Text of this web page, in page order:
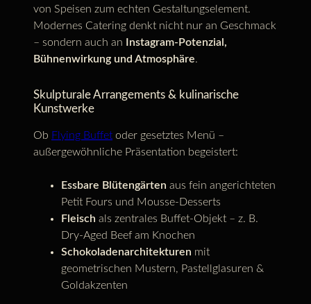
von Speisen zum echten Gestaltungselement.
Modernes Catering denkt nicht nur an Geschmack
– sondern auch an
Instagram-Potenzial,
Bühnenwirkung und Atmosphäre.
Skulpturale Arrangements & kulinarische
Kunstwerke
Ob Flying Buffet oder gesetztes Menü –
außergewöhnliche Präsentation begeistert:
Essbare Blütengärten aus fein angerichteten
Petit Fours und Mousse-Desserts
Fleisch als zentrales Buffet-Objekt – z. B.
Dry-Aged Beef am Knochen
Schokoladenarchitekturen mit
geometrischen Mustern, Pastellglasuren &
Goldakzenten